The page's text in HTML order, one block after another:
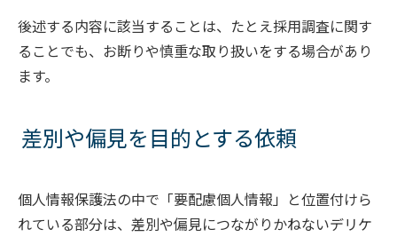
後述する内容に該当することは、たとえ採用調査に関す
ることでも、お断りや慎重な取り扱いをする場合があり
ます。
差別や偏見を目的とする依頼
個人情報保護法の中で「要配慮個人情報」と位置付けら
れている部分は、差別や偏見につながりかねないデリケ